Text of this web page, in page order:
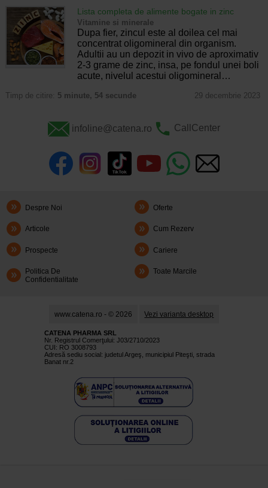
Lista completa de alimente bogate in zinc
Vitamine si minerale
Dupa fier, zincul este al doilea cel mai
concentrat oligomineral din organism.
Adultii au un depozit in vivo de aproximativ
2-3 grame de zinc, insa, pe fondul unei boli
acute, nivelul acestui oligomineral…
Timp de citire: 5 minute, 54 secunde 29 decembrie 2023
infoline@catena.ro CallCenter
Despre Noi Oferte
Articole Cum Rezerv
Prospecte Cariere
Politica De
Confidentialitate
Toate Marcile
www.catena.ro - © 2026 Vezi varianta desktop
CATENA PHARMA SRL
Nr. Registrul Comerţului: J03/2710/2023
CUI: RO 3008793
Adresă sediu social: judetul Argeş, municipiul Piteşti, strada
Banat nr.2